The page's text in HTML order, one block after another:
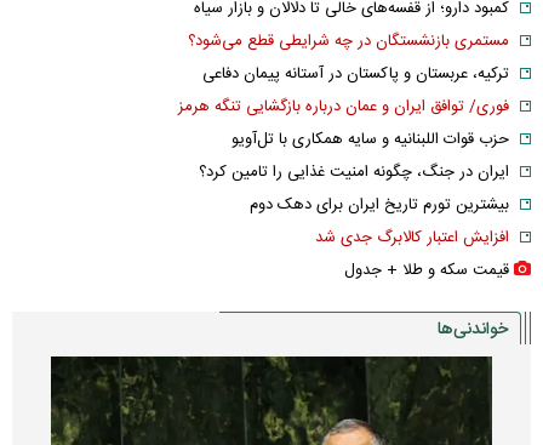
کمبود دارو؛ از قفسه‌های خالی تا دلالان و بازار سیاه
مستمری بازنشستگان در چه شرایطی قطع می‌شود؟
ترکیه، عربستان و پاکستان در آستانه پیمان دفاعی
فوری/ توافق ایران و عمان درباره بازگشایی تنگه هرمز
حزب قوات اللبنانیه و سایه همکاری با تل‌آویو
ایران در جنگ، چگونه امنیت غذایی را تامین کرد؟
بیشترین تورم تاریخ ایران برای دهک دوم
افزایش اعتبار کالابرگ جدی شد
قیمت سکه و طلا + جدول
خواندنی‌ها